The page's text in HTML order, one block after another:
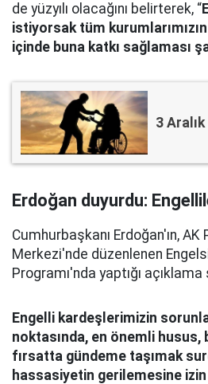
de yüzyılı olacağını belirterek, “
istiyorsak tüm
içinde buna katkı sağlaması
3
Erdoğan duyurdu:
Cumhurbaşkanı Erdoğan'ın,
Merkezi'nde düzenlenen
Programı'nda yaptığı açıklama
Engelli kardeşlerimizin
noktasında, en önemli husus,
fırsatta gündeme taşımak
hassasiyetin gerilemesine